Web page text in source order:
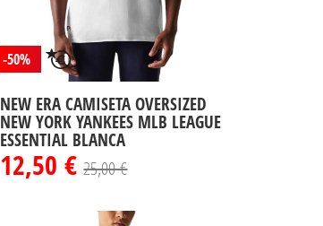
-50%
NEW ERA CAMISETA OVERSIZED
NEW YORK YANKEES MLB LEAGUE
ESSENTIAL BLANCA
12,50 €25,00 €